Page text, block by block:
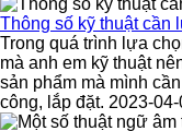
Thông số kỹ thuật cần
Trong quá trình lựa
mà anh em kỹ thuật
sản phẩm mà mình
công, lắp đặt. 2023-04-